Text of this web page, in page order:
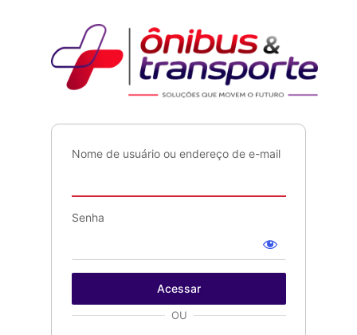
Nome de usuário ou endereço de e-mail
Senha
OU